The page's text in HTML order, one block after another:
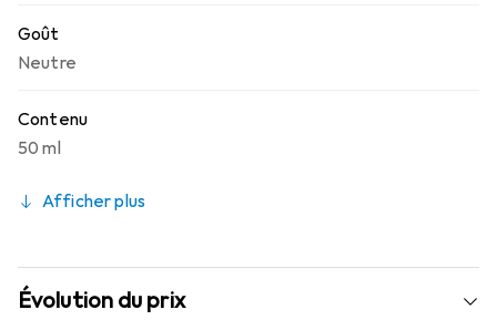
Goût
Neutre
Contenu
50 ml
Afficher plus
Évolution du prix